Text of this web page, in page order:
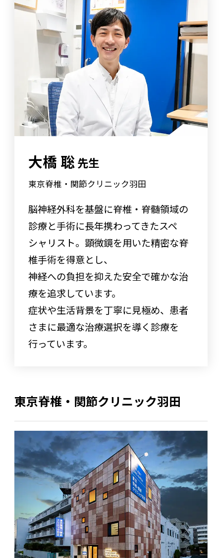
大橋 聡先生
東京脊椎・関節クリニック羽田
脳神経外科を基盤に脊椎・脊髄領域の
診療と手術に長年携わってきたスペ
シャリスト。顕微鏡を用いた精密な脊
椎手術を得意とし、
神経への負担を抑えた安全で確かな治
療を追求しています。
症状や生活背景を丁寧に見極め、患者
さまに最適な治療選択を導く診療を
行っています。
東京脊椎・関節クリニック羽田